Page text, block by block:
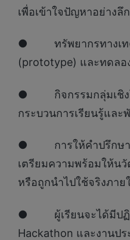
เพื่อเข้าใจปัญหาอย่างลึ
● ทรัพยากรทางเทค
(prototype) และทดลอ
● กิจกรรมกลุ่มเชิงโ
กระบวนการเรียนรู้และ
● การให้คำปรึกษา
เตรียมความพร้อมให้น
หรือถูกนำไปใช้จริงภาย
● ผู้เรียนจะได้มีปฏิสั
Hackathon และงานป